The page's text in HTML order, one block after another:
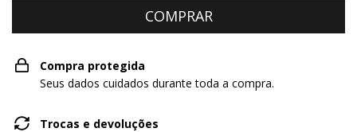
Compra protegida
Seus dados cuidados durante toda a compra.
Trocas e devoluções